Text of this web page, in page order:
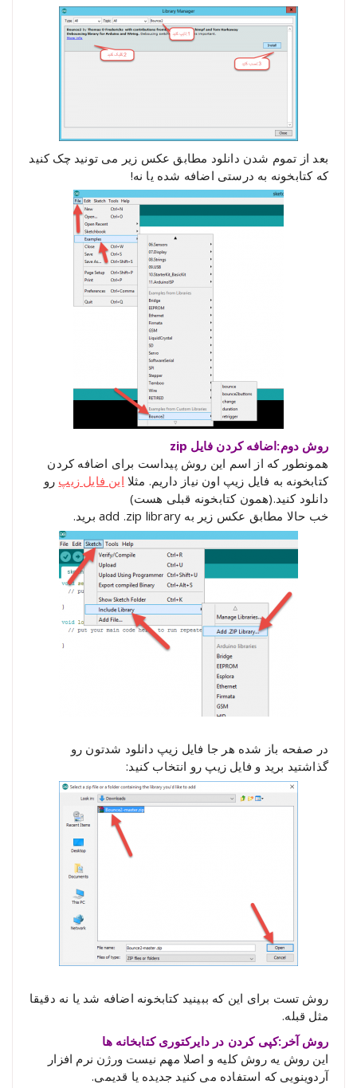
بعد از تموم شدن دانلود مطابق عکس زیر می تونید چک کنید
که کتابخونه به درستی اضافه شده یا نه!
روش دوم:اضافه کردن فایل zip
همونطور که از اسم این روش پیداست برای اضافه کردن
کتابخونه به فایل زیپ اون نیاز داریم. مثلا این فایل زیپ رو
دانلود کنید.(همون کتابخونه قبلی هست)
خب حالا مطابق عکس زیر به add .zip library برید.
در صفحه باز شده هر جا فایل زیپ دانلود شدتون رو
گذاشتید برید و فایل زیپ رو انتخاب کنید:
روش تست برای این که ببینید کتابخونه اضافه شد یا نه دقیقا
مثل قبله.
روش آخر:کپی کردن در دایرکتوری کتابخانه ها
این روش یه روش کلیه و اصلا مهم نیست ورژن نرم افزار
آردوینویی که استفاده می کنید جدیده یا قدیمی.